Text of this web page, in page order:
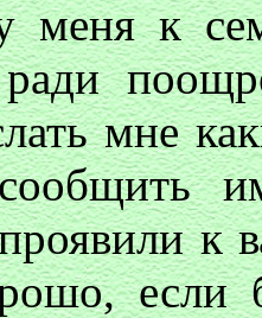
меня к
мне
к